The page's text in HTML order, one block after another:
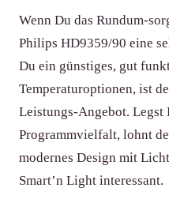
Wenn Du das Rundum-
Philips HD9359/90 eine
Du ein günstiges, gut
Temperaturoptionen, ist
Leistungs-Angebot. Legst
Programmvielfalt, lohnt
modernes Design mit
Smart’n Light interessant.